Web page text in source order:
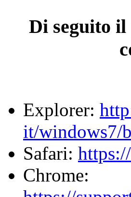
Di seguito il
Explorer:
it/windows7/
Safari:
Chrome: